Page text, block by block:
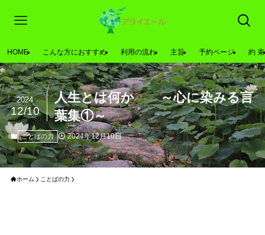
HOME こんな方におすすめ 利用の流れ 主旨 予約ページ 約 束
人生とは何か ～心に染みる言
葉集①～
2024
12/10
ことばの力 2024年12月10日
ホーム ことばの力